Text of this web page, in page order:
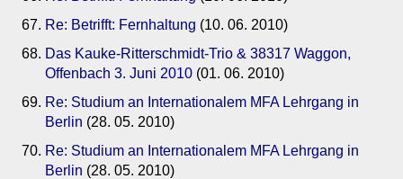
Re: Betrifft: Fernhaltung (10. 06. 2010)
Das Kauke-Ritterschmidt-Trio & 38317 Waggon,
Offenbach 3. Juni 2010 (01. 06. 2010)
Re: Studium an Internationalem MFA Lehrgang in
Berlin (28. 05. 2010)
Re: Studium an Internationalem MFA Lehrgang in
Berlin (28. 05. 2010)